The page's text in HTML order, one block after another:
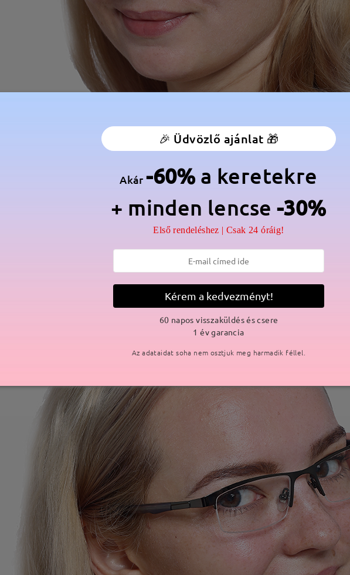
🎉 Üdvözlő ajánlat 🎁
Akár-60% a keretekre
+ minden lencse -30%
Első rendeléshez | Csak 24 óráig!
Kérem a kedvezményt!
60 napos visszaküldés és csere
1 év garancia
Az adataidat soha nem osztjuk meg harmadik féllel.